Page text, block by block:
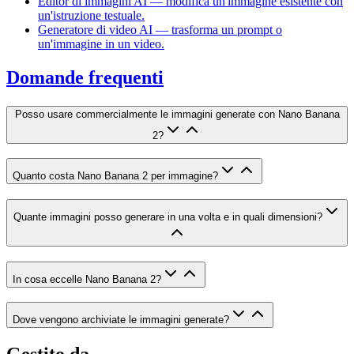
un'istruzione testuale.
Generatore di video AI — trasforma un prompt o
un'immagine in un video.
Domande frequenti
Posso usare commercialmente le immagini generate con Nano Banana
2?
Quanto costa Nano Banana 2 per immagine?
Quante immagini posso generare in una volta e in quali dimensioni?
In cosa eccelle Nano Banana 2?
Dove vengono archiviate le immagini generate?